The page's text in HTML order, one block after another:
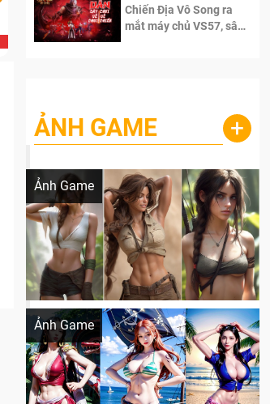
Ngạo Thiên Mobile
Chiến Địa Vô Song ra
mắt máy chủ VS57, sân
ẢNH GAME +
Ảnh Game
Lala Croft vừa nóng vừa xinh dưới nét vẽ
Ảnh Game
Khi AI Cosplay gái đẹp One Piece